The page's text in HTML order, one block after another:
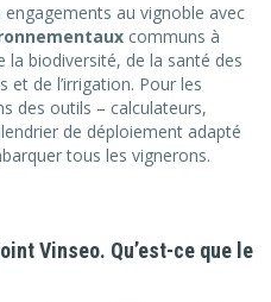
au vignoble avec
communs à
biodiversité, de la santé des
et de l’irrigation. Pour les
des outils – calculateurs,
de déploiement adapté
tous les vignerons.
Vinseo. Qu’est-ce que le